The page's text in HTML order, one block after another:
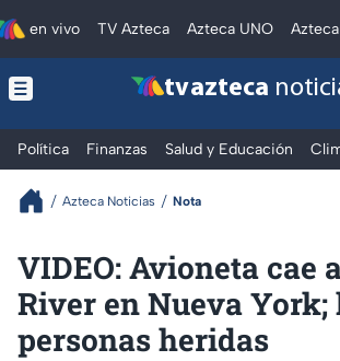
en vivo TV Azteca Azteca UNO
tv azteca
Política Finanzas Salud y Educación
Azteca Noticias Nota
VIDEO: Avioneta cae
River en Nueva York;
personas heridas